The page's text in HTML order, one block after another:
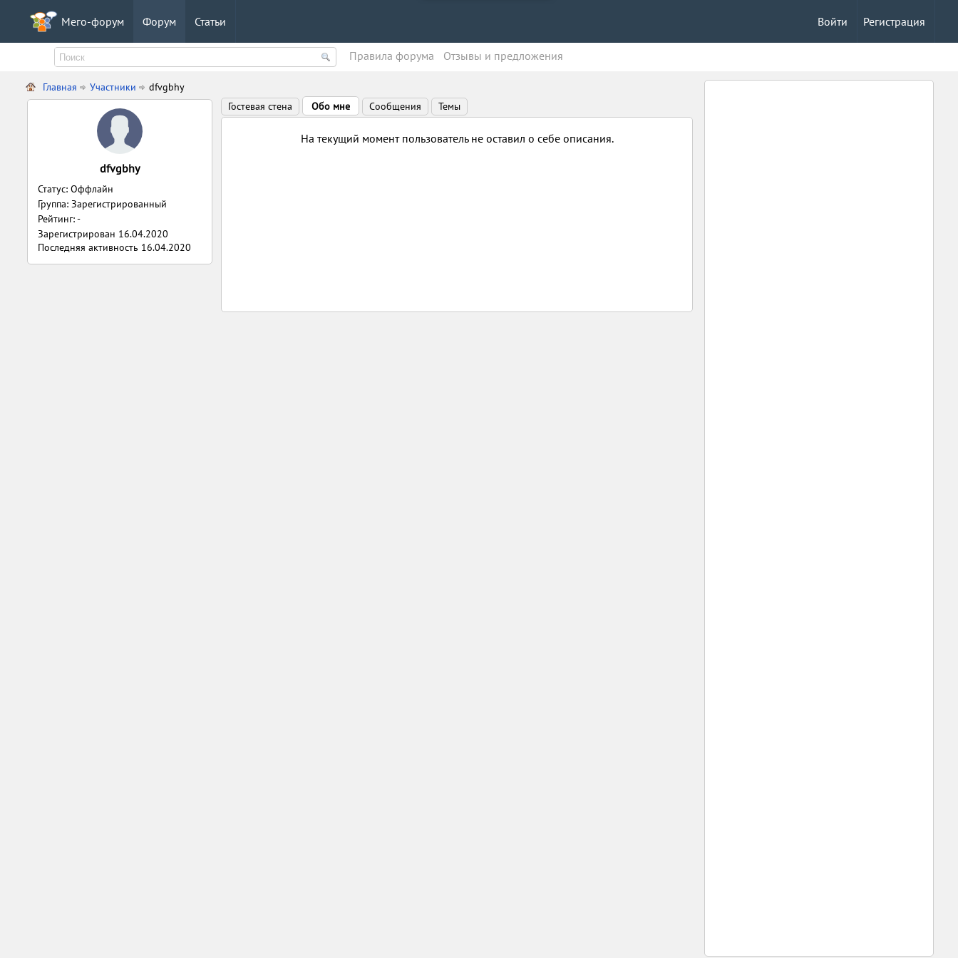
Мего-форум Форум Статьи Регистрация
Войти
Правила форума Oтзывы и предложения
Главная Участники dfvgbhy
dfvgbhy
Статус: Оффлайн
Группа: Зарегистрированный
Рейтинг: -
Зарегистрирован 16.04.2020
Последняя активность 16.04.2020
Гостевая стена Обо мне Сообщения Темы
На текущий момент пользователь не оставил о себе описания.